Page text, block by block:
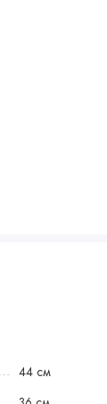
44 см